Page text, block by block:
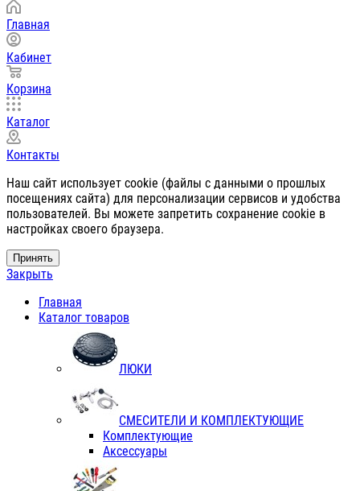
Главная
Кабинет
Корзина
Каталог
Контакты
Наш сайт использует cookie (файлы с данными о прошлых
посещениях сайта) для персонализации сервисов и удобства
пользователей. Вы можете запретить сохранение cookie в
настройках своего браузера.
Принять
Закрыть
Главная
Каталог товаров
ЛЮКИ
СМЕСИТЕЛИ И КОМПЛЕКТУЮЩИЕ
Комплектующие
Аксессуары